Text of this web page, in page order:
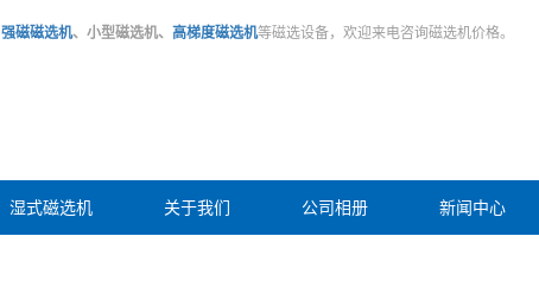
强磁磁选机、小型磁选机、 高梯度磁选机等磁选设备，欢迎来电咨询磁选机价格。
湿式磁选机 关于我们 公司相册 新闻中心